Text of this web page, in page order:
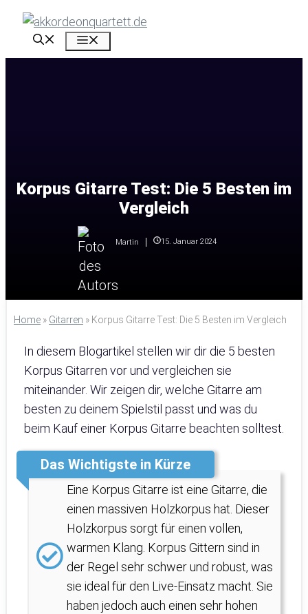
Zum
Inhalt
Korpus Gitarre Test: Die 5 Besten im
Vergleich
Martin 15. Januar 2024
Home » Gitarren » Korpus Gitarre Test: Die 5 Besten im Vergleich
In diesem Blogartikel stellen wir dir die 5 besten
Korpus Gitarren vor und vergleichen sie
miteinander. Wir zeigen dir, welche Gitarre am
besten zu deinem Spielstil passt und was du
beim Kauf einer Korpus Gitarre beachten solltest.
Das Wichtigste in Kürze
Eine Korpus Gitarre ist eine Gitarre, die
einen massiven Holzkorpus hat. Dieser
Holzkorpus sorgt für einen vollen,
warmen Klang. Korpus Gittern sind in
der Regel sehr schwer und robust, was
sie ideal für den Live-Einsatz macht. Sie
haben jedoch auch einen sehr hohen